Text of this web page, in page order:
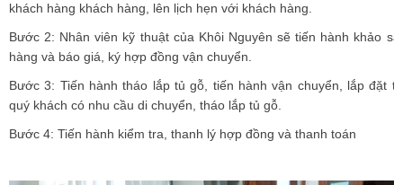
khách hàng khách hàng, lên lịch hẹn với khách hàng.
Bước 2: Nhân viên kỹ thuật của Khôi Nguyên sẽ tiến hành khảo
hàng và báo giá, ký hợp đồng vận chuyển.
Bước 3: Tiến hành tháo lắp tủ gỗ, tiến hành vận chuyển, lắp đặt
quý khách có nhu cầu di chuyển, tháo lắp tủ gỗ.
Bước 4: Tiến hành kiểm tra, thanh lý hợp đồng và thanh toán